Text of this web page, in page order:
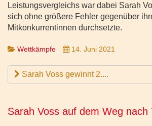
Leistungsvergleichs war dabei Sarah
sich ohne größere Fehler gegenüber
Mitkonkurrentinnen durchsetzte.
Wettkämpfe 14. Juni 2021
Sarah Voss gewinnt 2....
Sarah Voss auf dem Weg nach